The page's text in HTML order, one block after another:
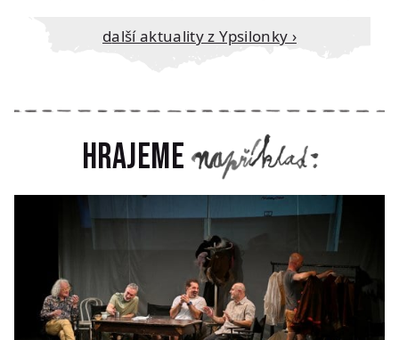
Další aktuality z Ypsilonky ›
Hrajeme